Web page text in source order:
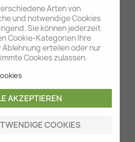
Arten von
und notwendige Cookies
Sie können jederzeit
Cookie-Kategorien Ihre
erteilen oder nur
Cookies zulassen.
AKZEPTIEREN
COOKIES
Vorschau
Prävention...
167,67 €
DEN WARENKORB